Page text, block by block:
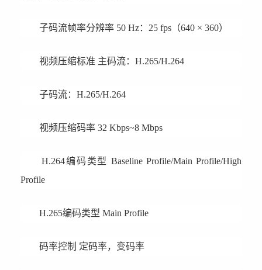
子码流帧率分辨率 50 Hz：25 fps（640 × 360）
视频压缩标准 主码流：H.265/H.264
子码流：H.265/H.264
视频压缩码率 32 Kbps~8 Mbps
H.264编码类型 Baseline Profile/Main Profile/High
Profile
H.265编码类型 Main Profile
码率控制 定码率，变码率